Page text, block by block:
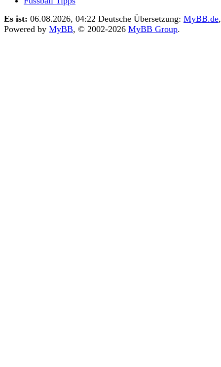
Es ist: 06.08.2026, 04:22 Deutsche Übersetzung: MyBB.de,
Powered by MyBB, © 2002-2026 MyBB Group.